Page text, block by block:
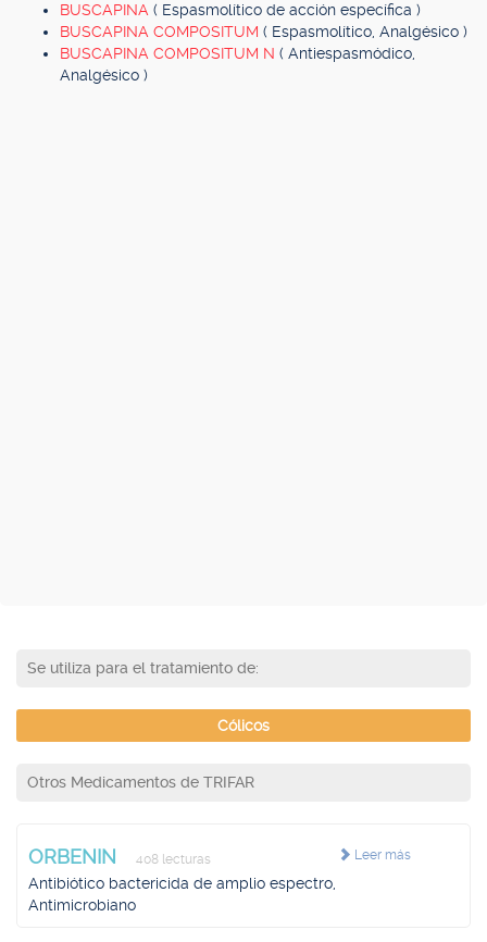
BUSCAPINA ( Espasmolítico de acción específica )
BUSCAPINA COMPOSITUM ( Espasmolítico, Analgésico )
BUSCAPINA COMPOSITUM N ( Antiespasmódico,
Analgésico )
Se utiliza para el tratamiento de:
Cólicos
Otros Medicamentos de TRIFAR
Leer más
ORBENIN 408 lecturas
Antibiótico bactericida de amplio espectro,
Antimicrobiano